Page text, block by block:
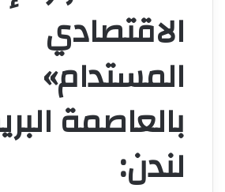
الاقتصادي
المستدام»
بالعاصمة
لندن: